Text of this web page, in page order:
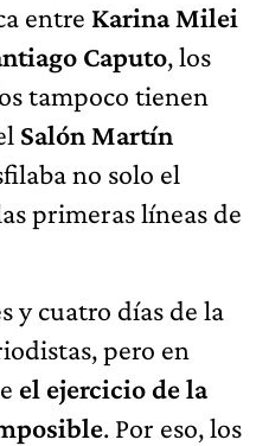
entre Karina Milei
Caputo, los
tampoco tienen
Salón Martín
no solo el
primeras líneas de
y cuatro días de la
pero en
el ejercicio de la
. Por eso, los